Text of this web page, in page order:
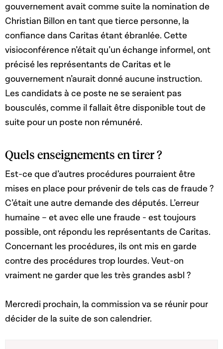
gouvernement avait comme suite la nomination de
Christian Billon en tant que tierce personne, la
confiance dans Caritas étant ébranlée. Cette
visioconférence n’était qu’un échange informel, ont
précisé les représentants de Caritas et le
gouvernement n’aurait donné aucune instruction.
Les candidats à ce poste ne se seraient pas
bousculés, comme il fallait être disponible tout de
suite pour un poste non rémunéré.
Quels enseignements en tirer ?
Est-ce que d’autres procédures pourraient être
mises en place pour prévenir de tels cas de fraude ?
C’était une autre demande des députés. L’erreur
humaine – et avec elle une fraude - est toujours
possible, ont répondu les représentants de Caritas.
Concernant les procédures, ils ont mis en garde
contre des procédures trop lourdes. Veut-on
vraiment ne garder que les très grandes asbl ?
Mercredi prochain, la commission va se réunir pour
décider de la suite de son calendrier.